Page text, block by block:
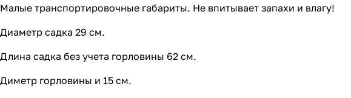
Малые транспортировочные габариты. Не впитывает запахи и влагу!
Диаметр садка 29 см.
Длина садка без учета горловины 62 см.
Диметр горловины и 15 см.